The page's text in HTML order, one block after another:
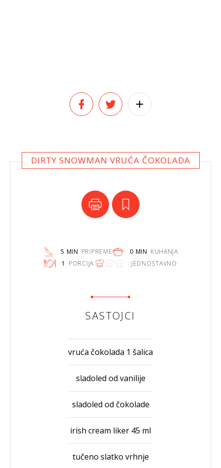
DIRTY SNOWMAN VRUĆA ČOKOLADA
5 MIN PRIPREME 0 MIN KUHANJA
1
PORCIJA JEDNOSTAVNO
SASTOJCI
vruća čokolada 1 šalica
sladoled od vanilije
sladoled od čokolade
irish cream liker 45 ml
tučeno slatko vrhnje